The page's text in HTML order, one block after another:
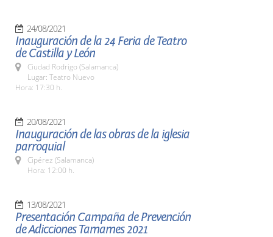
24/08/2021
Inauguración de la 24 Feria de Teatro
de Castilla y León
Ciudad Rodrigo (Salamanca)
Lugar: Teatro Nuevo
Hora: 17:30 h.
20/08/2021
Inauguración de las obras de la iglesia
parroquial
Cipérez (Salamanca)
Hora: 12:00 h.
13/08/2021
Presentación Campaña de Prevención
de Adicciones Tamames 2021